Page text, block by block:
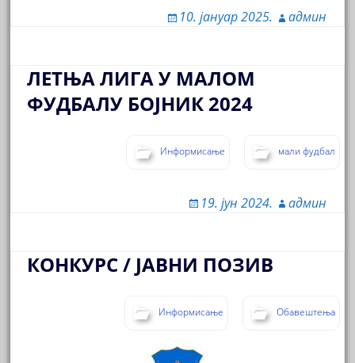
10. јануар 2025.
админ
ЛЕТЊА ЛИГА У МАЛОМ
ФУДБАЛУ БОЈНИК 2024
Информисање мали фудбал
19. јун 2024. админ
КОНКУРС / ЈАВНИ ПОЗИВ
Информисање Обавештења